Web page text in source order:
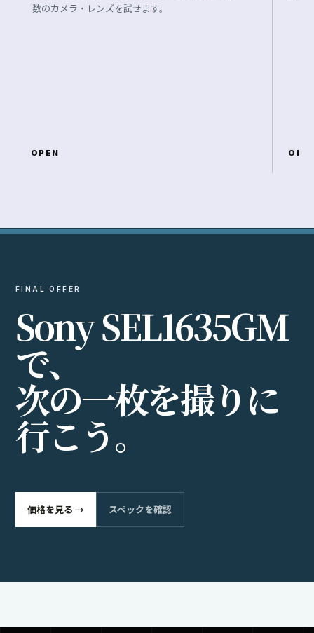
数のカメラ・レンズを試せます。
OPEN
FINAL OFFER
SonySEL1635GM
で、
次の一枚を撮りに
行こう。
価格を見る → スペックを確認